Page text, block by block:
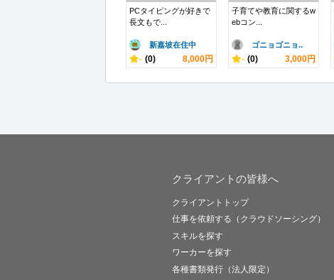
PCタイピングが好きで
長文もで...
新嘉坡在住中
- (0) 8,000円
子育てや教育に関するw
ebコン...
ゴニョゴニョ..
- (0) 3,000円
クライアントの皆様へ
クライアントトップ
仕事を依頼する（クラウドソーシング）
スキルを探す
ワーカーを探す
各種書類発行（法人限定）